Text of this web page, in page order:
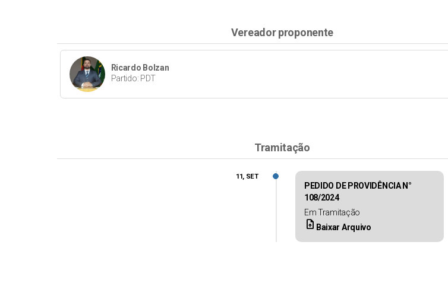
Vereador proponente
Ricardo Bolzan
Partido: PDT
Tramitação
PEDIDO DE PROVIDÊNCIA N°
108/2024
Em Tramitação
upload_file Baixar Arquivo
11, SET